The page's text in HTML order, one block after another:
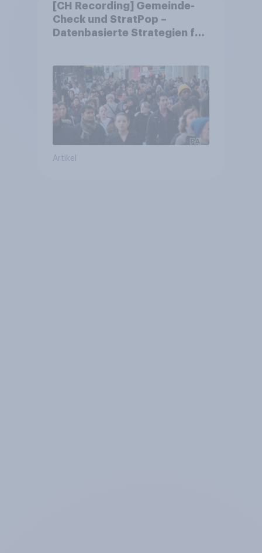
[CH Recording] Gemeinde-
Check und StratPop –
Datenbasierte Strategien für
Artikel